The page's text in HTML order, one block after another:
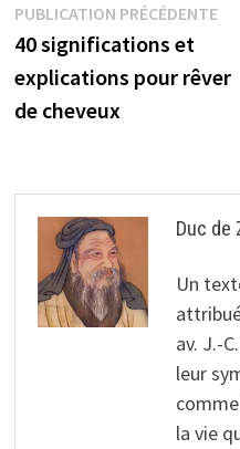
Navigation
de
l’article
PUBLICATION PRÉCÉDENTE
40 significations et
explications pour rêver
de cheveux
Duc de
Un
av. J.-
leur
la vie